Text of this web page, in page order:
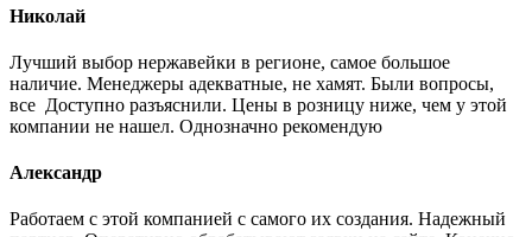
Николай
Лучший выбор нержавейки в регионе, самое большое
наличие. Менеджеры адекватные, не хамят. Были вопросы,
все Доступно разъяснили. Цены в розницу ниже, чем у этой
компании не нашел. Однозначно рекомендую
Александр
Работаем с этой компанией с самого их создания. Надежный